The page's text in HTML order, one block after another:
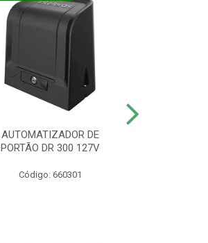
AUTOMATIZADOR DE
PORTÃO DR 300 127V
Código: 660301